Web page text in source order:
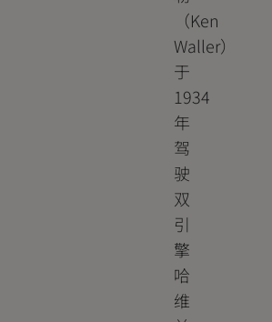
（Ken
Waller）
于
1934
年
驾
驶
双
引
擎
哈
维